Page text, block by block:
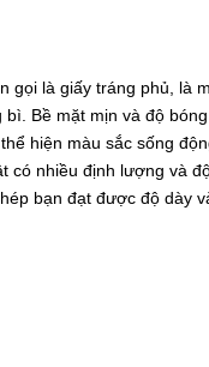
gọi là giấy tráng phủ, là
bì. Bề mặt mịn và độ
hiện màu sắc sống
có nhiều định lượng và
bạn đạt được độ dày